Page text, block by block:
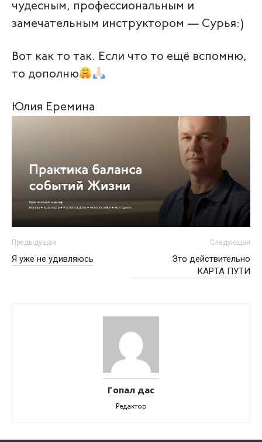
чудесным, профессиональным и
замечательным инструктором — Сурья:)
Вот как то так. Если что то ещё вспомню,
то дополню
Юлия Еремина
Предыдущая
Я уже не удивляюсь
Следующая
Это действительно
КАРТА ПУТИ
Гопал дас
Редактор